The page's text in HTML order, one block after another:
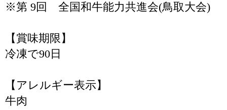
※第 9回 全国和牛能力共進会(鳥取大会)
【賞味期限】
冷凍で90日
【アレルギー表示】
牛肉